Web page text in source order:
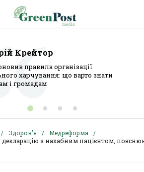
Крейтор
правила організації
харчування: що варто знати
і громадам
Здоров'я
Медреформа
декларацію з нахабним пацієнтом,